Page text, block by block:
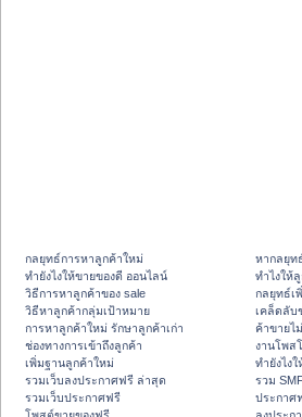
กลยุทธ์การหาลูกค้าใหม่
ทํายังไงให้ขายของดี ออนไลน์
วิธีการหาลูกค้าของ sale
วิธีหาลูกค้ากลุ่มเป้าหมาย
การหาลูกค้าใหม่ รักษาลูกค้าเก่า
ช่องทางการเข้าถึงลูกค้า
เพิ่มฐานลูกค้าใหม่
รวมเว็บลงประกาศฟรี ล่าสุด
รวมเว็บประกาศฟรี
หากลยุท
ทําไงให้
กลยุทธ์เ
เคล็ดลับ
ค้าขายไ
งานโพส
ทํายังไง
รวม
ประกาศ